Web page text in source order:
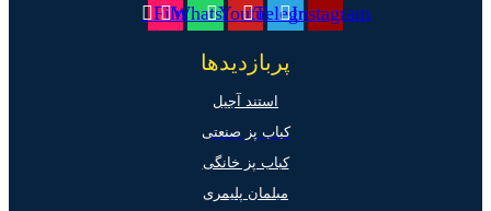
Instagram
Telegram
Youtube
Whatsapp
Film
پربازدیدها
استند آجیل
کباب پز صنعتی
کباب پز خانگی
مبلمان پلیمری